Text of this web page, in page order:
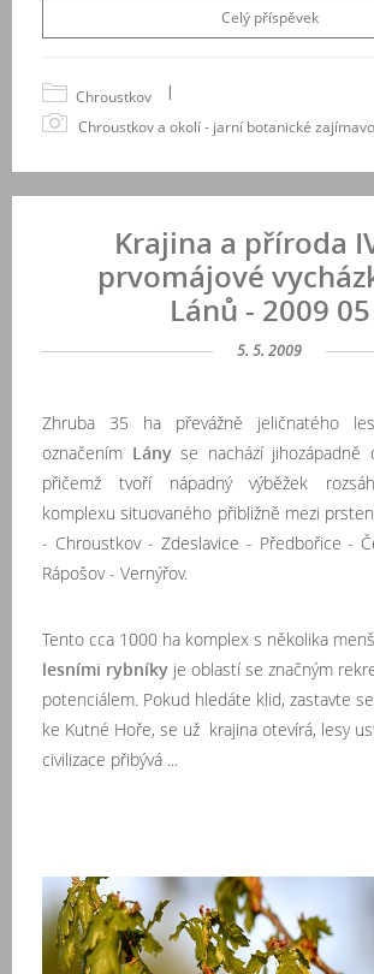
Celý příspěvek
Chroustkov
|
Chroustkov a okolí - jarní botanické
Krajina a příroda
prvomájové
Lánů - 2009 05
5. 5. 2009
Zhruba 35 ha převážně jeličnatého
označením Lányse nachází jihozápadně
přičemž tvoří nápadný výběžek
komplexu situovaného přibližně mezi
- Chroustkov - Zdeslavice - Předbořice -
Rápošov - Vernýřov.
Tento cca 1000 ha komplex s několika
lesními rybníky je oblastí se značným
potenciálem. Pokud hledáte klid, zastavte
ke Kutné Hoře, se už krajina otevírá, lesy
civilizace přibývá ...